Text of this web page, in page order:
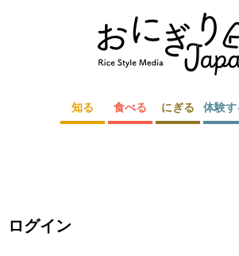
知る 食べる にぎる 体験す
ログイン